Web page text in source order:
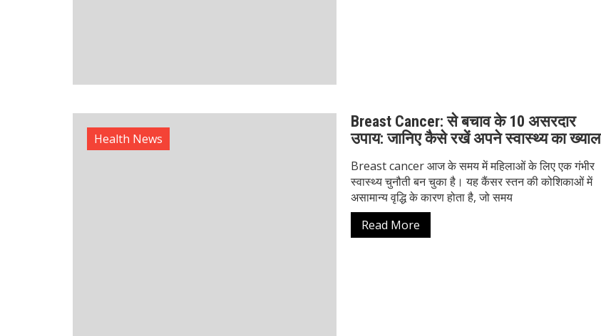
Health News
Breast Cancer: से बचाव के 10 असरदार
उपाय: जानिए कैसे रखें अपने स्वास्थ्य का ख्याल
Breast cancer आज के समय में महिलाओं के लिए एक गंभीर
स्वास्थ्य चुनौती बन चुका है। यह कैंसर स्तन की कोशिकाओं में
असामान्य वृद्धि के कारण होता है, जो समय
Read More